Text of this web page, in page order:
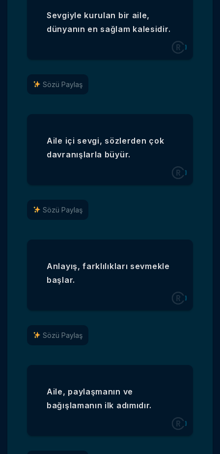
Sevgiyle kurulan bir aile,
dünyanın en sağlam kalesidir.
Sözü Paylaş
Aile içi sevgi, sözlerden çok
davranışlarla büyür.
Sözü Paylaş
Anlayış, farklılıkları sevmekle
başlar.
Sözü Paylaş
Aile, paylaşmanın ve
bağışlamanın ilk adımıdır.